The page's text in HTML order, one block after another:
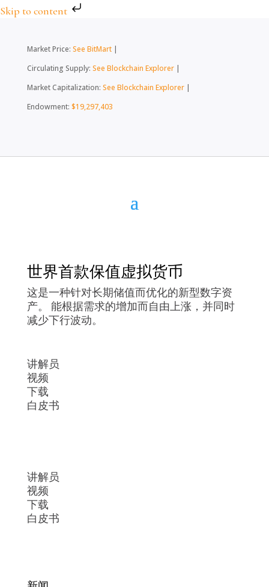
Skip to content
Market Price: See BitMart|
Circulating Supply: See Blockchain Explorer|
Market Capitalization: See Blockchain Explorer|
Endowment: $19,297,403
世界首款保值虚拟货币
这是一种针对长期储值而优化的新型数字资
产。 能根据需求的增加而自由上涨，并同时
减少下行波动。
讲解员
视频
下载
白皮书
讲解员
视频
下载
白皮书